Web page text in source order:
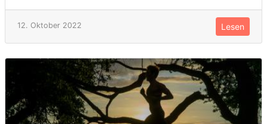
12. Oktober 2022 Lesen